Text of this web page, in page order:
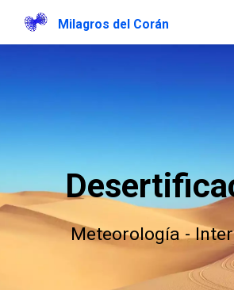
Milagros del Corán
Meteorología -